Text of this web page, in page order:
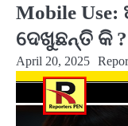
Mobile
ଦେଖୁଛନ୍ତି କି ?
April 20, 2025